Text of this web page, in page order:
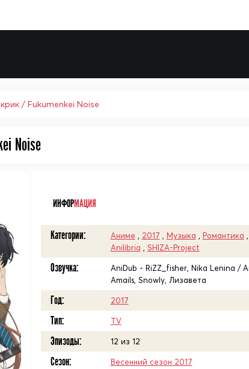
/ Fukumenkei Noise
Noise
ИНФОРМАЦИЯ
Категории: Аниме 2017 Музыка Романтика
Anilibria
SHIZA-Project
Озвучка:
AniDub - RiZZ_fisher, Nika Lenina /
Amails, Snowly, Лизавета
Год: 2017
Тип: TV
Эпизоды: 12 из 12
Сезон: Весенний сезон 2017